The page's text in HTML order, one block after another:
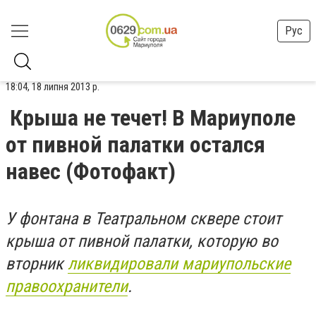
Рус
18:04, 18 липня 2013 р.
Крыша не течет! В Мариуполе
от пивной палатки остался
навес (Фотофакт)
У фонтана в Театральном сквере стоит
крыша от пивной палатки, которую во
вторникликвидировали мариупольские
правоохранители.